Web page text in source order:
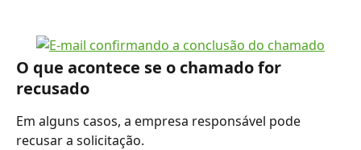
O que acontece se o chamado for
recusado
Em alguns casos, a empresa responsável pode
recusar a solicitação.